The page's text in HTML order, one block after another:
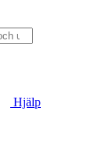
Hjälp